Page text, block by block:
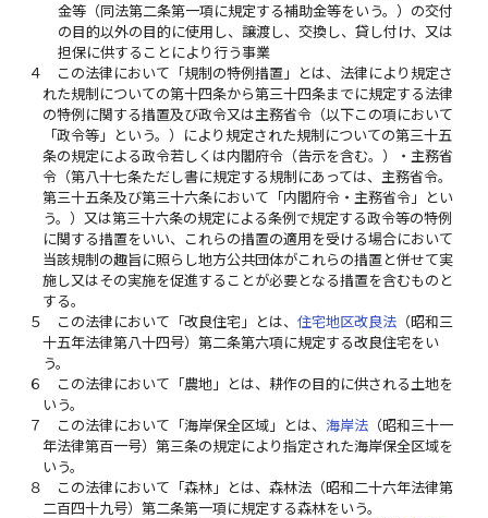
金等（同法第二条第一項に規定する補助金等をいう。）の交付
の目的以外の目的に使用し、譲渡し、交換し、貸し付け、又は
担保に供することにより行う事業
４
この法律において「規制の特例措置」とは、法律により規定さ
れた規制についての第十四条から第三十四条までに規定する法律
の特例に関する措置及び政令又は主務省令（以下この項において
「政令等」という。）により規定された規制についての第三十五
条の規定による政令若しくは内閣府令（告示を含む。）・主務省
令（第八十七条ただし書に規定する規制にあっては、主務省令。
第三十五条及び第三十六条において「内閣府令・主務省令」とい
う。）又は第三十六条の規定による条例で規定する政令等の特例
に関する措置をいい、これらの措置の適用を受ける場合において
当該規制の趣旨に照らし地方公共団体がこれらの措置と併せて実
施し又はその実施を促進することが必要となる措置を含むものと
する。
５
この法律において「改良住宅」とは、住宅地区改良法 （昭和三
十五年法律第八十四号）第二条第六項に規定する改良住宅をい
う。
６
この法律において「農地」とは、耕作の目的に供される土地を
いう。
７
この法律において「海岸保全区域」とは、海岸法 （昭和三十一
年法律第百一号）第三条の規定により指定された海岸保全区域を
いう。
８
この法律において「森林」とは、森林法（昭和二十六年法律第
二百四十九号）第二条第一項に規定する森林をいう。